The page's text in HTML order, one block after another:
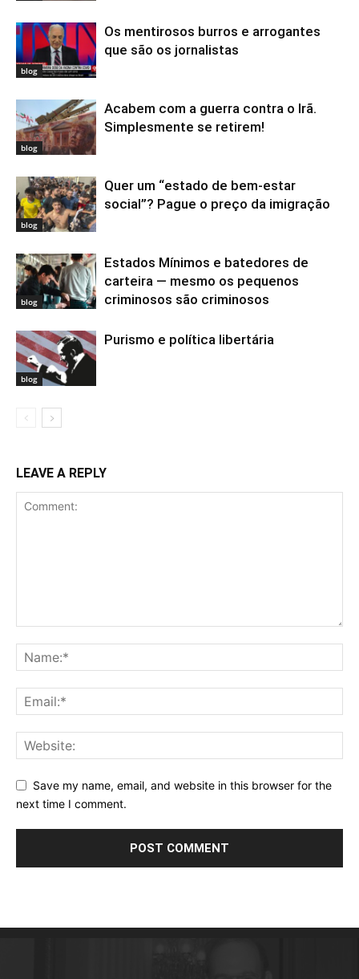
blog
Os mentirosos burros e arrogantes
que são os jornalistas
blog
Acabem com a guerra contra o Irã.
Simplesmente se retirem!
blog
Quer um “estado de bem-estar
social”? Pague o preço da imigração
blog
Estados Mínimos e batedores de
carteira — mesmo os pequenos
criminosos são criminosos
blog
Purismo e política libertária
LEAVE A REPLY
Save my name, email, and website in this browser for the
next time I comment.